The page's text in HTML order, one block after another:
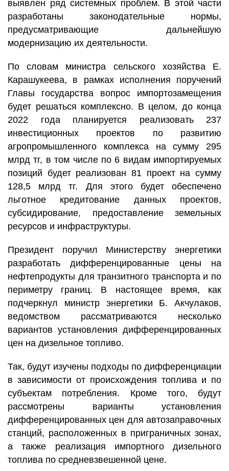
выявлен ряд системных проблем. В этой части
разработаны законодательные нормы,
предусматривающие дальнейшую
модернизацию их деятельности.
По словам министра сельского хозяйства Е.
Карашукеева, в рамках исполнения поручений
Главы государства вопрос импортозамещения
будет решаться комплексно. В целом, до конца
2022 года планируется реализовать 237
инвестиционных проектов по развитию
агропромышленного комплекса на сумму 295
млрд тг, в том числе по 6 видам импортируемых
позиций будет реализован 81 проект на сумму
128,5 млрд тг. Для этого будет обеспечено
льготное кредитование данных проектов,
субсидирование, предоставление земельных
ресурсов и инфраструктуры.
Президент поручил Министерству энергетики
разработать дифференцированные цены на
нефтепродукты для транзитного транспорта и по
периметру границ. В настоящее время, как
подчеркнул министр энергетики Б. Акчулаков,
ведомством рассматриваются несколько
вариантов установления дифференцированных
цен на дизельное топливо.
Так, будут изучены подходы по дифференциации
в зависимости от происхождения топлива и по
субъектам потребления. Кроме того, будут
рассмотрены варианты установления
дифференцированных цен для автозаправочных
станций, расположенных в приграничных зонах,
а также реализация импортного дизельного
топлива по средневзвешенной цене.